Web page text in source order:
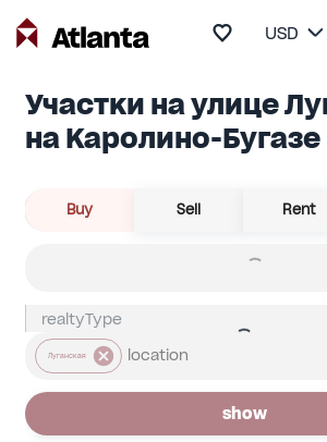
USD
Участки на улице
на Каролино-Бугазе
Buy Sell Rent
Луганская
show